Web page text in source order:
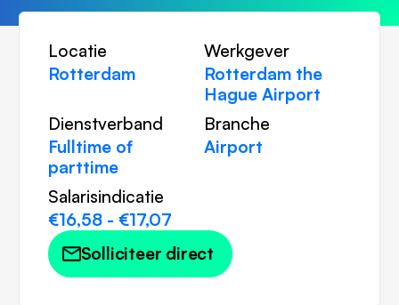
Locatie
Rotterdam
Werkgever
Rotterdam the
Hague Airport
Dienstverband
Fulltime of
parttime
Branche
Airport
Salarisindicatie
€16,58 - €17,07
Solliciteer direct